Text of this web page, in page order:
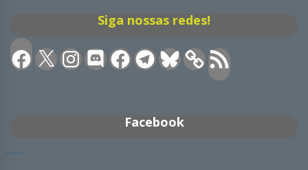
Siga nossas redes!
Facebook
X Instagram
DiscordFacebookTelegramBluesky Feed
RSS
Facebook